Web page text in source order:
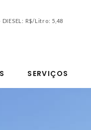
DIESEL: R$/Litro: 5,48
SERVIÇOS